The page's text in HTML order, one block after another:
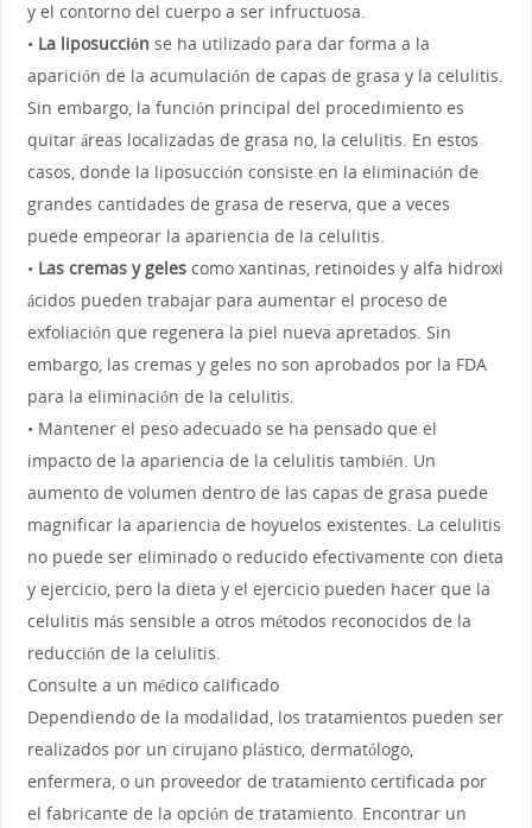
y el contorno del cuerpo a ser infructuosa.
• La liposucción se ha utilizado para dar forma a la
aparición de la acumulación de capas de grasa y la celulitis.
Sin embargo, la función principal del procedimiento es
quitar áreas localizadas de grasa no, la celulitis. En estos
casos, donde la liposucción consiste en la eliminación de
grandes cantidades de grasa de reserva, que a veces
puede empeorar la apariencia de la celulitis.
• Las cremas y gelescomo xantinas, retinoides y alfa hidroxi
ácidos pueden trabajar para aumentar el proceso de
exfoliación que regenera la piel nueva apretados. Sin
embargo, las cremas y geles no son aprobados por la FDA
para la eliminación de la celulitis.
• Mantener el peso adecuado se ha pensado que el
impacto de la apariencia de la celulitis también. Un
aumento de volumen dentro de las capas de grasa puede
magnificar la apariencia de hoyuelos existentes. La celulitis
no puede ser eliminado o reducido efectivamente con dieta
y ejercicio, pero la dieta y el ejercicio pueden hacer que la
celulitis más sensible a otros métodos reconocidos de la
reducción de la celulitis.
Consulte a un médico calificado
Dependiendo de la modalidad, los tratamientos pueden ser
realizados por un cirujano plástico, dermatólogo,
enfermera, o un proveedor de tratamiento certificada por
el fabricante de la opción de tratamiento. Encontrar un